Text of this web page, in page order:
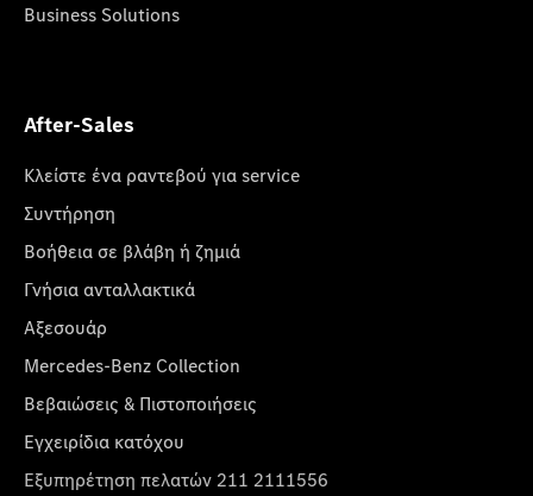
Business Solutions
After-Sales
Κλείστε ένα ραντεβού για service
Συντήρηση
Βοήθεια σε βλάβη ή ζημιά
Γνήσια ανταλλακτικά
Αξεσουάρ
Mercedes-Benz Collection
Βεβαιώσεις & Πιστοποιήσεις
Εγχειρίδια κατόχου
Εξυπηρέτηση πελατών 211 2111556